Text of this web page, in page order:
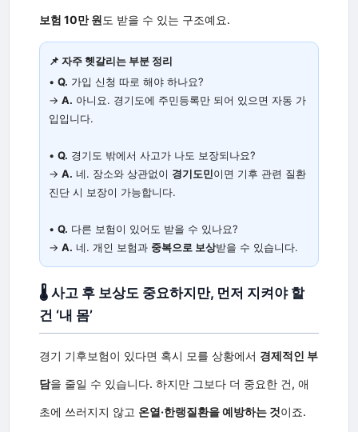
보험 10만 원도 받을 수 있는 구조예요.
📌 자주 헷갈리는 부분 정리
• Q. 가입 신청 따로 해야 하나요?
→ A. 아니요. 경기도에 주민등록만 되어 있으면 자동 가
입입니다.
• Q. 경기도 밖에서 사고가 나도 보장되나요?
→ A. 네. 장소와 상관없이 경기도민이면 기후 관련 질환
진단 시 보장이 가능합니다.
• Q. 다른 보험이 있어도 받을 수 있나요?
→ A. 네. 개인 보험과 중복으로 보상받을 수 있습니다.
🌡 사고 후 보상도 중요하지만, 먼저 지켜야 할
건 ‘내 몸’
경기 기후보험이 있다면 혹시 모를 상황에서 경제적인 부
담을 줄일 수 있습니다. 하지만 그보다 더 중요한 건, 애
초에 쓰러지지 않고 온열·한랭질환을 예방하는 것이죠.